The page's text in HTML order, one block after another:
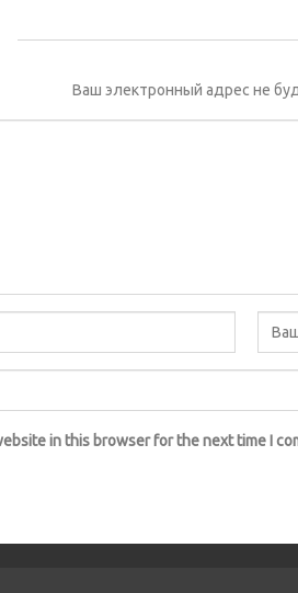
Ваш электронный адрес не
in this browser for the next time I